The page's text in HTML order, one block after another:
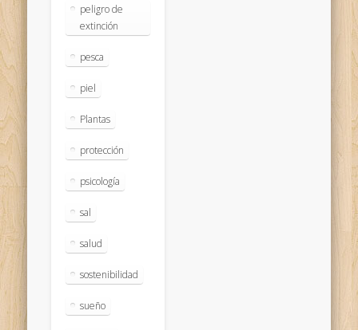
peligro de
extinción
pesca
piel
Plantas
protección
psicología
sal
salud
sostenibilidad
sueño